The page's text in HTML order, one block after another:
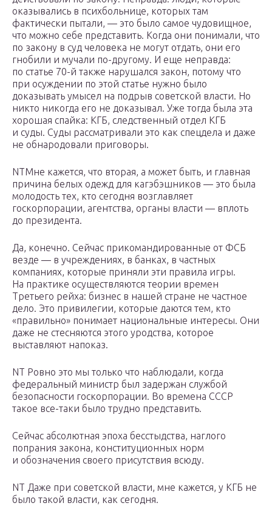
оказывались в психбольнице, которых там
фактически пытали, — это было самое чудовищное,
что можно себе представить. Когда они понимали, что
по закону в суд человека не могут отдать, они его
гнобили и мучали по-другому. И еще неправда:
по статье 70-й также нарушался закон, потому что
при осуждении по этой статье нужно было
доказывать умысел на подрыв советской власти. Но
никто никогда его не доказывал. Уже тогда была эта
хорошая спайка: КГБ, следственный отдел КГБ
и суды. Суды рассматривали это как спецдела и даже
не обнародовали приговоры.
NTМне кажется, что вторая, а может быть, и главная
причина белых одежд для кагэбэшников — это была
молодость тех, кто сегодня возглавляет
госкорпорации, агентства, органы власти — вплоть
до президента.
Да, конечно. Сейчас прикомандированные от ФСБ
везде — в учреждениях, в банках, в частных
компаниях, которые приняли эти правила игры.
На практике осуществляются теории времен
Третьего рейха: бизнес в нашей стране не частное
дело. Это привилегии, которые даются тем, кто
«правильно» понимает национальные интересы. Они
даже не стесняются этого уродства, которое
выставляют напоказ.
NT Ровно это мы только что наблюдали, когда
федеральный министр был задержан службой
безопасности госкорпорации. Во времена СССР
такое все-таки было трудно представить.
Сейчас абсолютная эпоха бесстыдства, наглого
попрания закона, конституционных норм
и обозначения своего присутствия всюду.
NT Даже при советской власти, мне кажется, у КГБ не
было такой власти, как сегодня.